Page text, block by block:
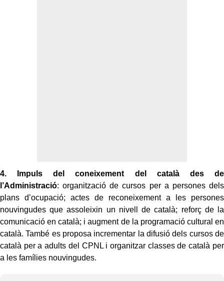
4. Impuls del coneixement del català des de
l’Administració: organització de cursos per a persones dels
plans d’ocupació; actes de reconeixement a les persones
nouvingudes que assoleixin un nivell de català; reforç de la
comunicació en català; i augment de la programació cultural en
català. També es proposa incrementar la difusió dels cursos de
català per a adults del CPNL i organitzar classes de català per
a les famílies nouvingudes.